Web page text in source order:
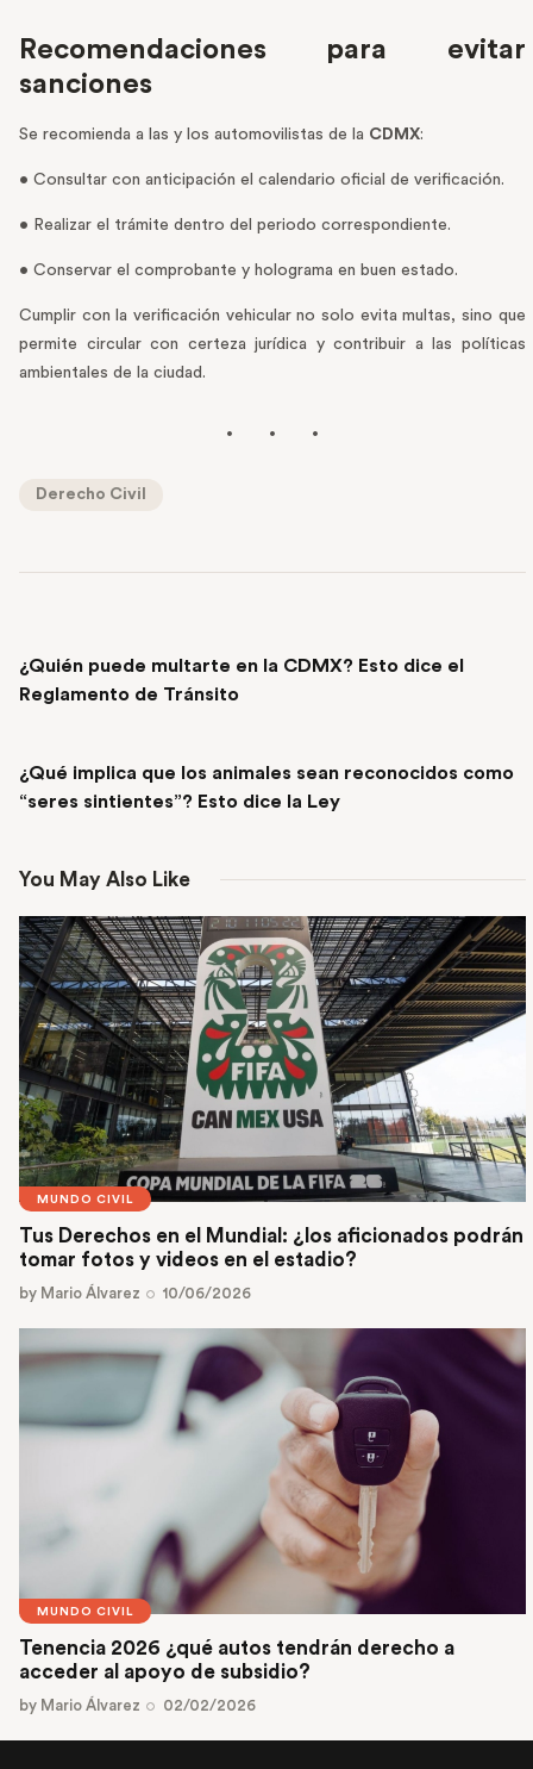
Recomendaciones para evitar
sanciones
Se recomienda a las y los automovilistas de la CDMX:
• Consultar con anticipación el calendario oficial de verificación.
• Realizar el trámite dentro del periodo correspondiente.
• Conservar el comprobante y holograma en buen estado.
Cumplir con la verificación vehicular no solo evita multas, sino que
permite circular con certeza jurídica y contribuir a las políticas
ambientales de la ciudad.
Derecho Civil
¿Quién puede multarte en la CDMX? Esto dice el
Reglamento de Tránsito
¿Qué implica que los animales sean reconocidos como
“seres sintientes”? Esto dice la Ley
You May Also Like
MUNDO CIVIL
Tus Derechos en el Mundial: ¿los aficionados podrán
tomar fotos y videos en el estadio?
by Mario Álvarez 10/06/2026
MUNDO CIVIL
Tenencia 2026 ¿qué autos tendrán derecho a
acceder al apoyo de subsidio?
by Mario Álvarez 02/02/2026